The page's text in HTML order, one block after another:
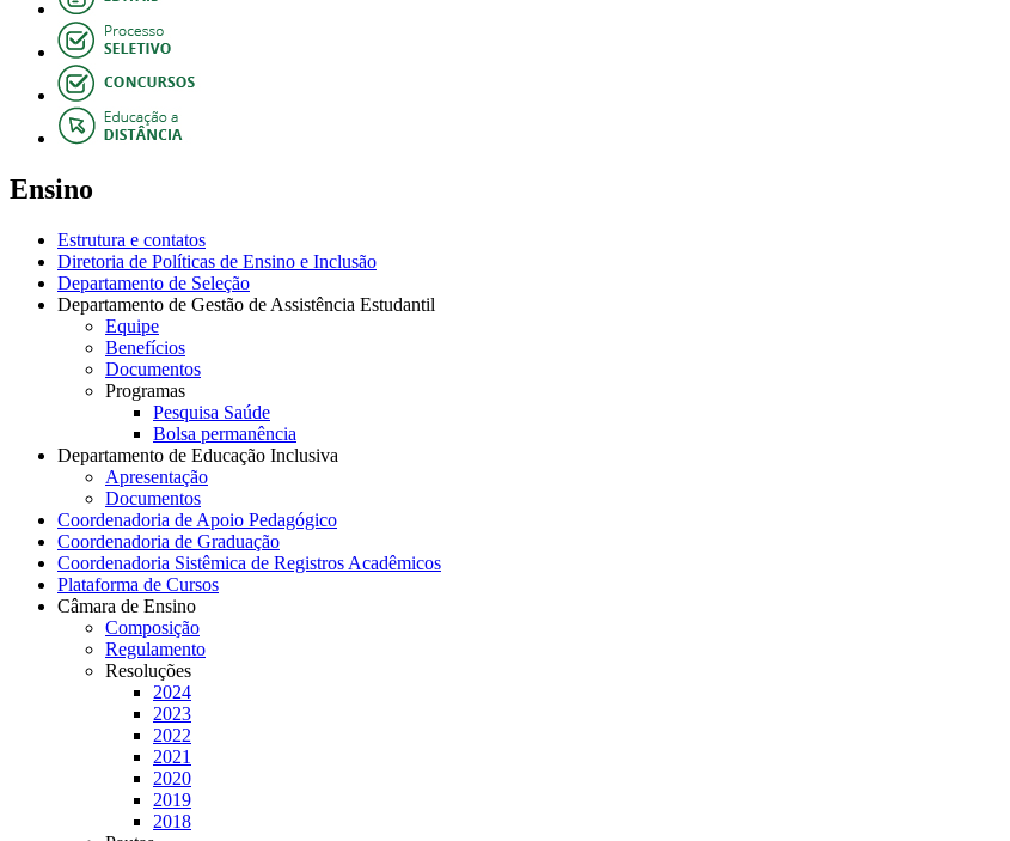
Ensino
Estrutura e contatos
Diretoria de Políticas de Ensino e Inclusão
Departamento de Seleção
Departamento de Gestão de Assistência Estudantil
Equipe
Benefícios
Documentos
Programas
Pesquisa Saúde
Bolsa permanência
Departamento de Educação Inclusiva
Apresentação
Documentos
Coordenadoria de Apoio Pedagógico
Coordenadoria de Graduação
Coordenadoria Sistêmica de Registros Acadêmicos
Plataforma de Cursos
Câmara de Ensino
Composição
Regulamento
Resoluções
2024
2023
2022
2021
2020
2019
2018